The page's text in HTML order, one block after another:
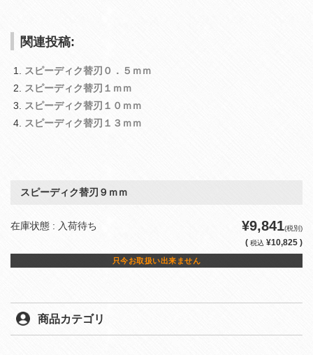
関連投稿:
スピーディク替刃０．５ｍｍ
スピーディク替刃１ｍｍ
スピーディク替刃１０ｍｍ
スピーディク替刃１３ｍｍ
スピーディク替刃９ｍｍ
在庫状態 : 入荷待ち ¥9,841(税別)
( 税込 ¥10,825 )
只今お取扱い出来ません
商品カテゴリ